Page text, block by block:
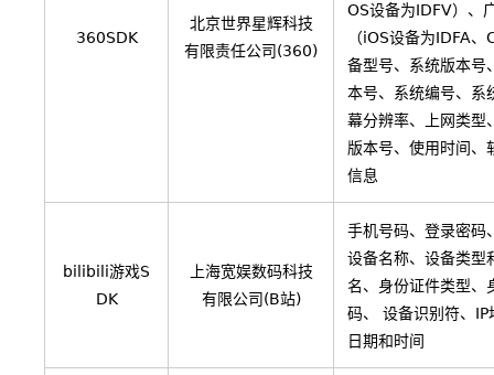
360SDK
北京世界星辉科技
有限责任公司(360)
OS设备为IDFV）、
（iOS设备为IDFA
备型号、系统版本号
本号、系统编号、系
幕分辨率、上网类型
版本号、使用时间、
信息
bilibili游戏S
DK
上海宽娱数码科技
有限公司(B站)
手机号码、登录密码
设备名称、设备类型
名、身份证件类型、
码、 设备识别符、IP
日期和时间